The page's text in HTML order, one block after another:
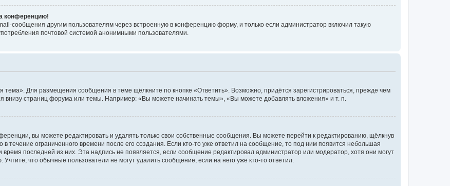
конференцию!
сообщения другим пользователям через встроенную в конференцию форму, и только если администратор включил такую
почтовой системой анонимными пользователями.
Для размещения сообщения в теме щёлкните по кнопке «Ответить». Возможно, придётся зарегистрироваться, прежде чем
внизу страниц форума или темы. Например: «Вы можете начинать темы», «Вы можете добавлять вложения» и т. п.
вы можете редактировать и удалять только свои собственные сообщения. Вы можете перейти к редактированию, щёлкнув
в течение ограниченного времени после его создания. Если кто-то уже ответил на сообщение, то под ним появится небольшая
время последней из них. Эта надпись не появляется, если сообщение редактировал администратор или модератор, хотя они могут
что обычные пользователи не могут удалить сообщение, если на него уже кто-то ответил.